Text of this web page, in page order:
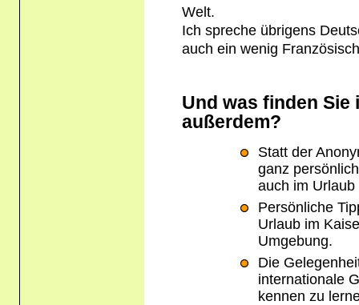
Welt.
Ich spreche übrigens
auch ein wenig
Und was finden
außerdem?
Statt der
ganz
auch im
Persönliche
Urlaub im
Umgebung.
Die
internationale
kennen zu